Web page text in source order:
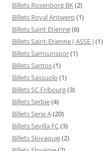
Billets Rosenborg BK(2)
Billets Royal Antwerp(1)
Billets Saint Etienne(6)
Billets Saint-Etienne ( ASSE )(1)
Billets Samsunspor(1)
Billets Santos(1)
Billets Sassuolo (1)
Billets SC Fribourg(3)
Billets Serbie(4)
Billets Serie A(20)
Billets Sevilla FC(3)
Billets Slovaquie(2)